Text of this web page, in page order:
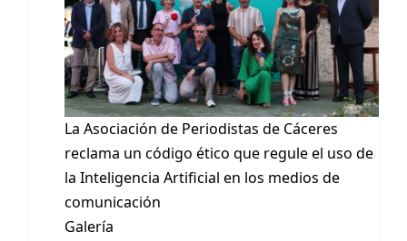
La Asociación de Periodistas de Cáceres
reclama un código ético que regule el uso de
la Inteligencia Artificial en los medios de
comunicación
Galería